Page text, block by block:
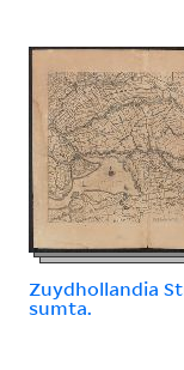
Zuydhollandia
sumta.